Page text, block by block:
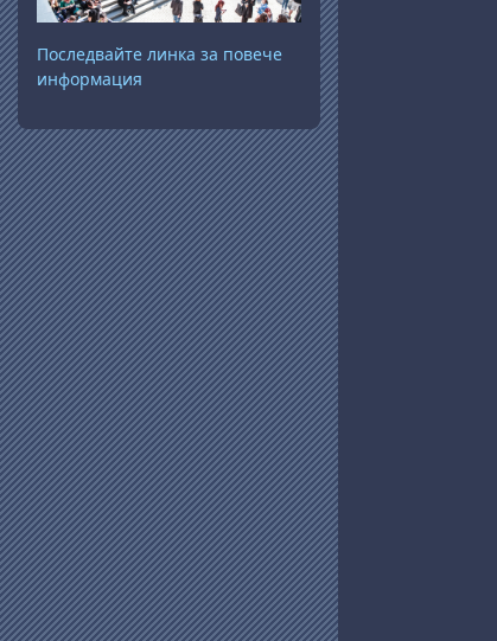
Последвайте линка за повече
информация